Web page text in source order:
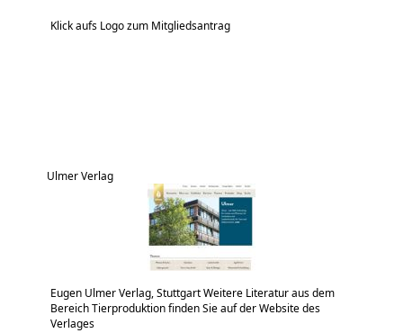
Klick aufs Logo zum Mitgliedsantrag
Ulmer Verlag
Eugen Ulmer Verlag, Stuttgart Weitere Literatur aus dem
Bereich Tierproduktion finden Sie auf der Website des
Verlages